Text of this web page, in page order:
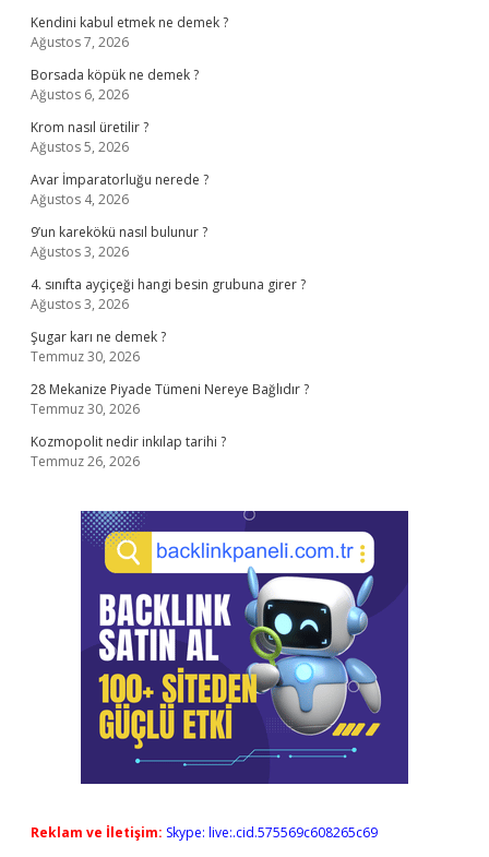
Kendini kabul etmek ne demek ?
Ağustos 7, 2026
Borsada köpük ne demek ?
Ağustos 6, 2026
Krom nasıl üretilir ?
Ağustos 5, 2026
Avar İmparatorluğu nerede ?
Ağustos 4, 2026
9’un karekökü nasıl bulunur ?
Ağustos 3, 2026
4. sınıfta ayçiçeği hangi besin grubuna girer ?
Ağustos 3, 2026
Şugar karı ne demek ?
Temmuz 30, 2026
28 Mekanize Piyade Tümeni Nereye Bağlıdır ?
Temmuz 30, 2026
Kozmopolit nedir inkılap tarihi ?
Temmuz 26, 2026
Reklam ve İletişim: Skype: live:.cid.575569c608265c69